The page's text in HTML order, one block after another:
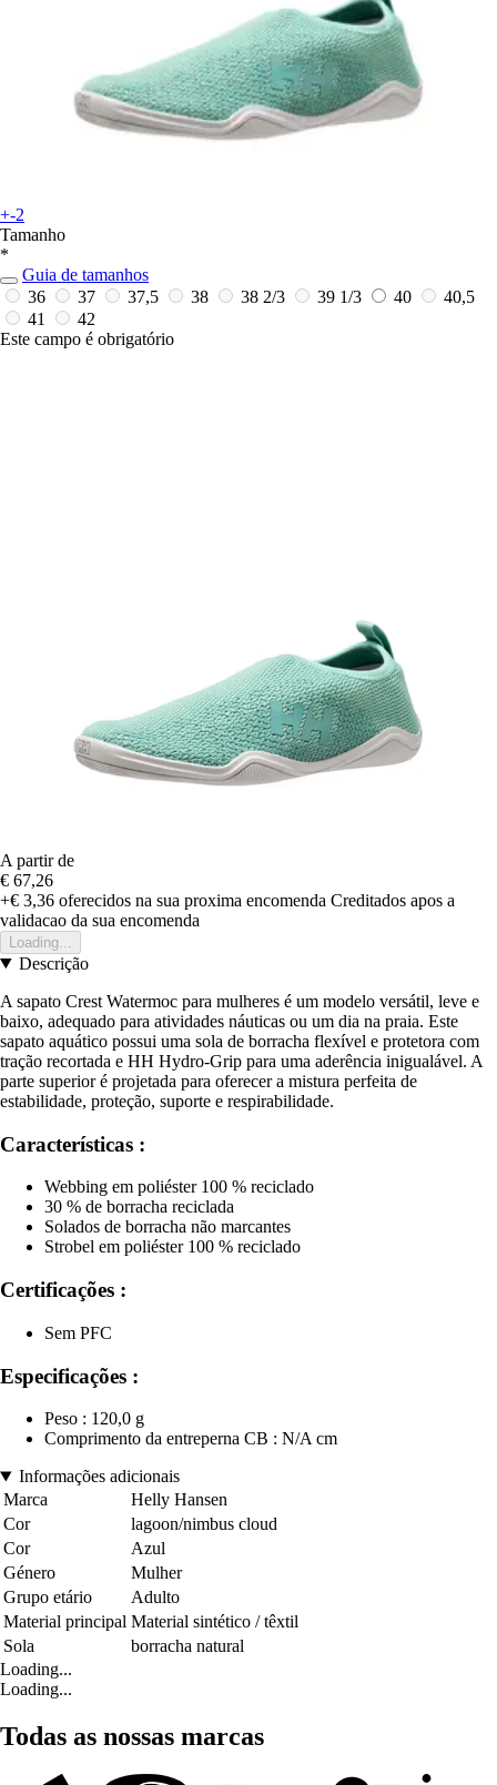
+-2
Tamanho
*
Guia de tamanhos
36
37 37,5 38 38 2/3 39 1/3 40
40,5
41
42
Este campo é obrigatório
A partir de
€ 67,26
+€ 3,36 oferecidos na sua proxima encomenda Creditados apos a
validacao da sua encomenda
Loading...
Descrição
A sapato Crest Watermoc para mulheres é um modelo versátil, leve e
baixo, adequado para atividades náuticas ou um dia na praia. Este
sapato aquático possui uma sola de borracha flexível e protetora com
tração recortada e HH Hydro-Grip para uma aderência inigualável. A
parte superior é projetada para oferecer a mistura perfeita de
estabilidade, proteção, suporte e respirabilidade.
Características :
Webbing em poliéster 100 % reciclado
30 % de borracha reciclada
Solados de borracha não marcantes
Strobel em poliéster 100 % reciclado
Certificações :
Sem PFC
Especificações :
Peso : 120,0 g
Comprimento da entreperna CB : N/A cm
Informações adicionais
Marca
Helly Hansen
Cor
lagoon/nimbus cloud
Cor
Azul
Género
Mulher
Grupo etário
Adulto
Material principal Material sintético / têxtil
Sola
borracha natural
Loading...
Loading...
Todas as nossas marcas